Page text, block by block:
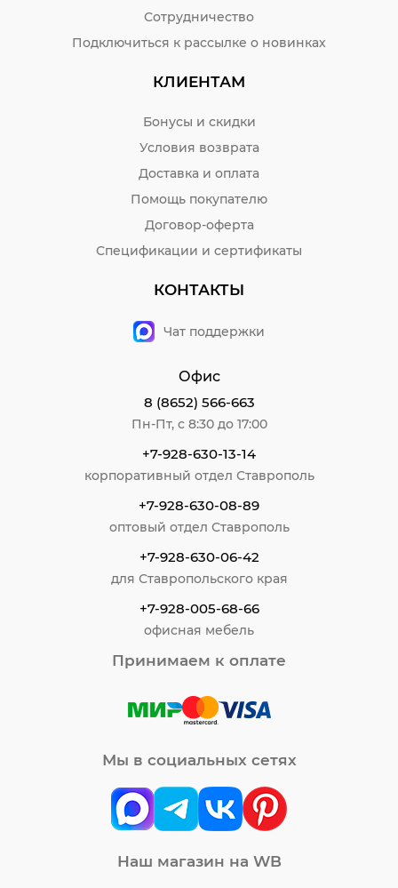
Сотрудничество
Подключиться к рассылке о новинках
КЛИЕНТАМ
Бонусы и скидки
Условия возврата
Доставка и оплата
Помощь покупателю
Договор-оферта
Спецификации и сертификаты
КОНТАКТЫ
Чат поддержки
Офис
8 (8652) 566-663
Пн-Пт, с 8:30 до 17:00
+7-928-630-13-14
корпоративный отдел Ставрополь
+7-928-630-08-89
оптовый отдел Ставрополь
+7-928-630-06-42
для Ставропольского края
+7-928-005-68-66
офисная мебель
Принимаем к оплате
Мы в социальных сетях
Наш магазин на WB